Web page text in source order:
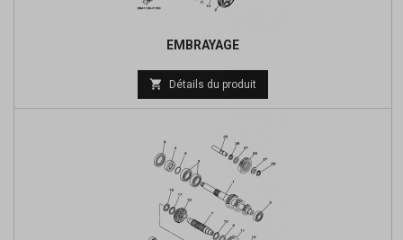
EMBRAYAGE
Prix
de
 Détails du produit